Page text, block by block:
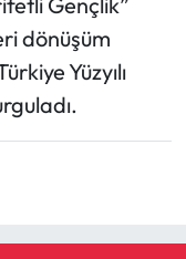
dönüşüm
Yüzyılı